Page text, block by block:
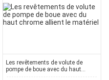
Les revêtements de volute de
pompe de boue avec du haut
chrome allient le matériel